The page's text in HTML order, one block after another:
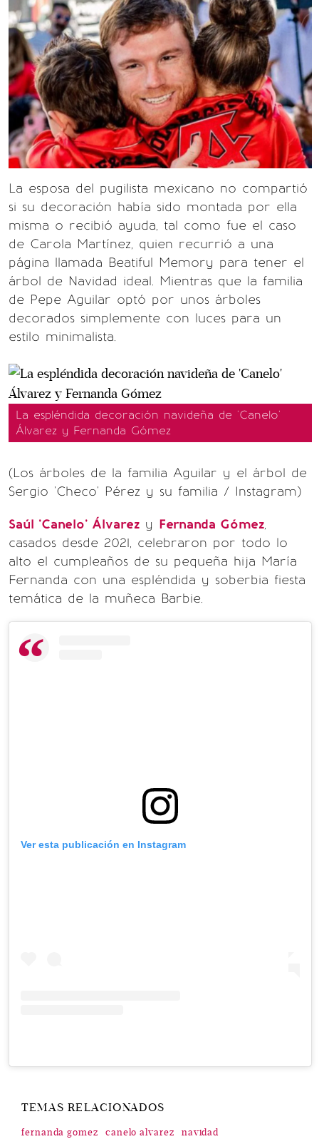
La esposa del pugilista mexicano no compartió
si su decoración había sido montada por ella
misma o recibió ayuda, tal como fue el caso
de Carola Martínez, quien recurrió a una
página llamada Beatiful Memory para tener el
árbol de Navidad ideal. Mientras que la familia
de Pepe Aguilar optó por unos árboles
decorados simplemente con luces para un
estilo minimalista.
La espléndida decoración navideña de 'Canelo'
Álvarez y Fernanda Gómez
(Los árboles de la familia Aguilar y el árbol de
Sergio 'Checo' Pérez y su familia / Instagram)
Saúl 'Canelo' Álvarez y Fernanda Gómez,
casados desde 2021, celebraron por todo lo
alto el cumpleaños de su pequeña hija María
Fernanda con una espléndida y soberbia fiesta
temática de la muñeca Barbie.
Ver esta publicación en Instagram
TEMAS RELACIONADOS
fernanda gomez canelo alvarez navidad